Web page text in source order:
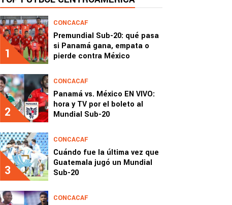
1
CONCACAF
Premundial Sub-20: qué pasa
si Panamá gana, empata o
pierde contra México
2
CONCACAF
Panamá vs. México EN VIVO:
hora y TV por el boleto al
Mundial Sub-20
3
CONCACAF
Cuándo fue la última vez que
Guatemala jugó un Mundial
Sub-20
CONCACAF